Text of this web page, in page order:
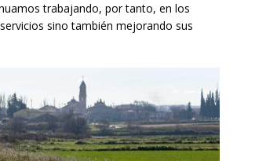
trabajando, por tanto, en los
sino también mejorando sus